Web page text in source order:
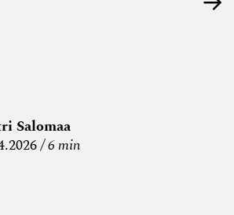
Salomaa
6 min